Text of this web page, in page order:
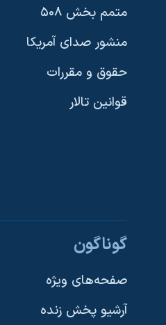
دنبال کنید
زبانهای مختلف
متمم بخش ۵۰۸
منشور صدای آمریکا
حقوق و مقررات
قوانین تالار
گوناگون
صفحه‌های ویژه
آرشیو پخش زنده